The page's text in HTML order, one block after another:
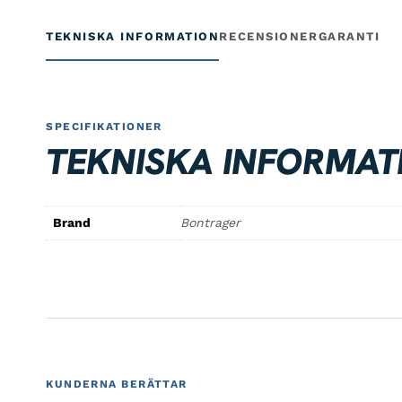
TEKNISKA INFORMATION RECENSIONERGARANTI
SPECIFIKATIONER
TEKNISKA
Brand Bontrager
KUNDERNA BERÄTTAR